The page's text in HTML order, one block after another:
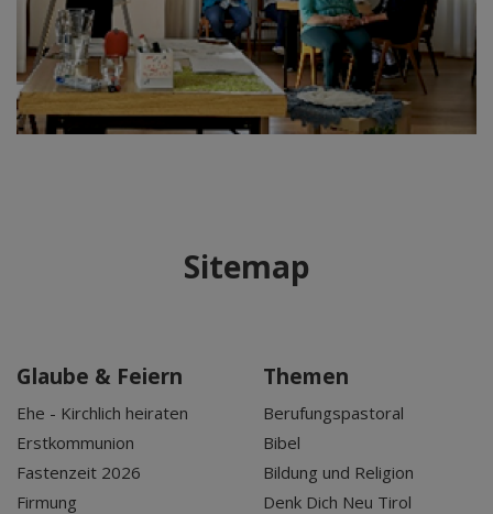
Sitemap
Glaube & Feiern
Ehe - Kirchlich heiraten
Erstkommunion
Fastenzeit 2026
Firmung
Themen
Berufungspastoral
Bibel
Bildung und Religion
Denk Dich Neu Tirol